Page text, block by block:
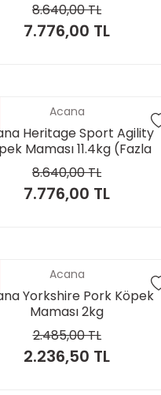
8.640,00 TL
7.776,00 TL
Acana
Heritage Sport Agility
Maması 11.4kg (Fazla
Hareketli Köpekler için)
8.640,00 TL
7.776,00 TL
Acana
Yorkshire Pork Köpek
Maması 2kg
2.485,00 TL
2.236,50 TL